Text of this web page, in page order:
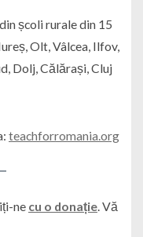
școli rurale din 15
Olt, Vâlcea, Ilfov,
Dolj, Călărași, Cluj
teachforromania.org
ne cu o donație. Vă